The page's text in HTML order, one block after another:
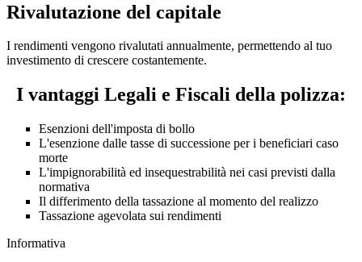
Rivalutazione del capitale
I rendimenti vengono rivalutati annualmente, permettendo al tuo
investimento di crescere costantemente.
I vantaggi Legali e Fiscali della polizza:
Esenzioni dell'imposta di bollo
L'esenzione dalle tasse di successione per i beneficiari caso
morte
L'impignorabilità ed insequestrabilità nei casi previsti dalla
normativa
Il differimento della tassazione al momento del realizzo
Tassazione agevolata sui rendimenti
Informativa